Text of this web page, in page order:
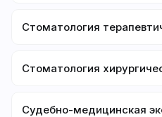
Стоматология
Стоматология
Судебно-медицинская